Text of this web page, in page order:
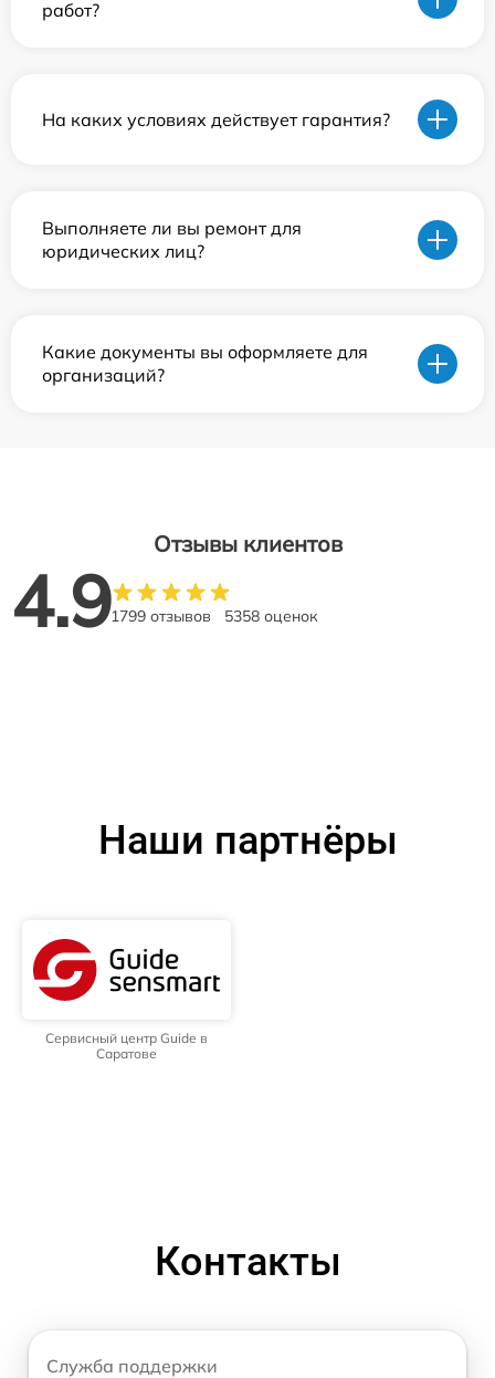
работ?
На каких условиях действует гарантия?
Выполняете ли вы ремонт для
юридических лиц?
Какие документы вы оформляете для
организаций?
Отзывы клиентов
4.91799 отзывов 5358 оценок
Наши партнёры
Сервисный центр Guide в
Саратове
Контакты
Служба поддержки